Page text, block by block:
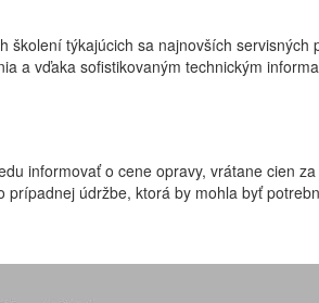
školení týkajúcich sa najnovších servisných
a vďaka sofistikovaným technickým
informovať o cene opravy, vrátane cien
údržbe, ktorá by mohla byť